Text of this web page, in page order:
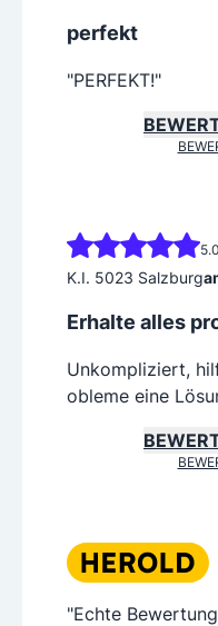
perfekt
"PERFEKT!"
5.0
K.I. 5023 Salzburg
Erhalte alles
Unkompliziert,
obleme eine
"Echte